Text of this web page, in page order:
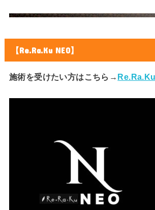
【Re.Ra.Ku NEO】
施術を受けたい方はこちら→